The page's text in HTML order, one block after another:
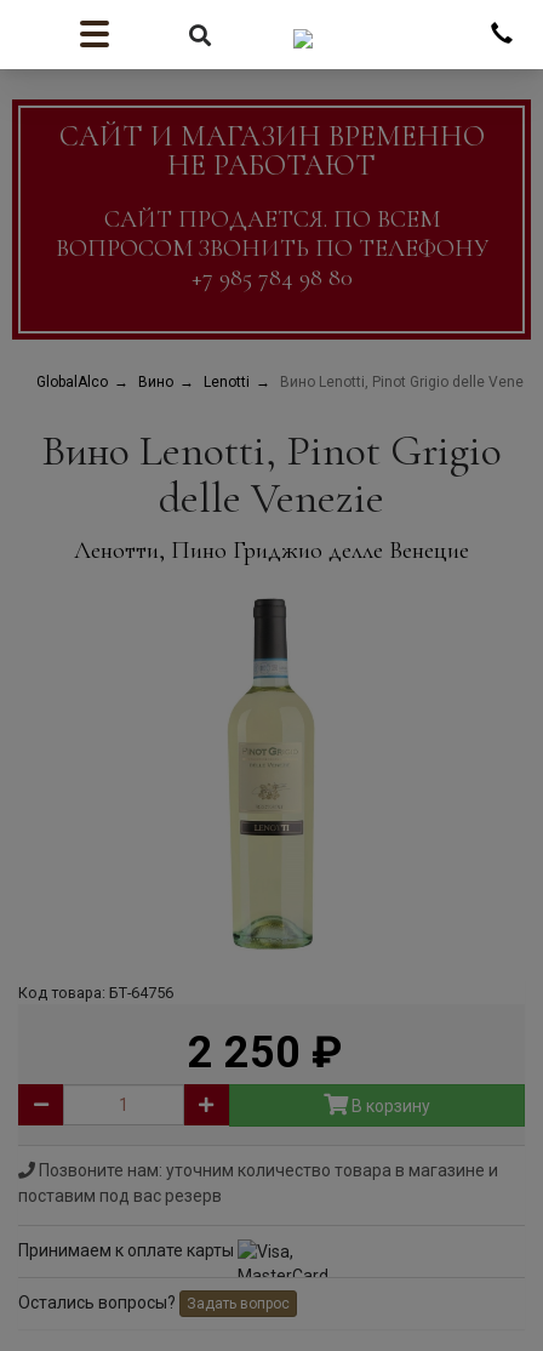
САЙТ И МАГАЗИН ВРЕМЕННО
НЕ РАБОТАЮТ
САЙТ ПРОДАЕТСЯ. ПО ВСЕМ
ВОПРОСОМ ЗВОНИТЬ ПО ТЕЛЕФОНУ
+7 985 784 98 80
GlobalAlco Вино Lenotti Вино Lenotti, Pinot Grigio delle Venezie
Вино Lenotti, Pinot Grigio
delle Venezie
Ленотти, Пино Гриджио делле Венецие
Код товара: БТ-64756
2 250
В корзину
Позвоните нам: уточним количество товара в магазине и
поставим под вас резерв
Принимаем к оплате карты
Остались вопросы? Задать вопрос